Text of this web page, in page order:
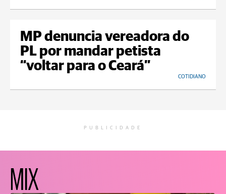
MP denuncia vereadora do
PL por mandar petista
“voltar para o Ceará”
COTIDIANO
PUBLICIDADE
MIX